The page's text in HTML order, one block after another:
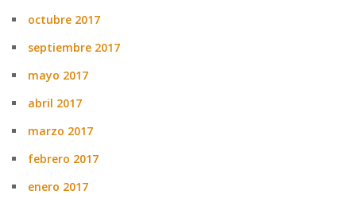
octubre 2017
septiembre 2017
mayo 2017
abril 2017
marzo 2017
febrero 2017
enero 2017